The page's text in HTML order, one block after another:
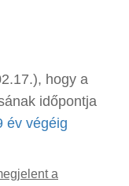
hogy a
időpontja
év végéig
a